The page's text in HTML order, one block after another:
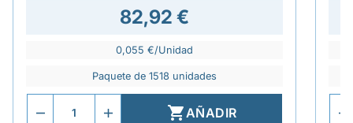
82,92 €
0,055 €/Unidad
Paquete de 1518 unidades
AÑADIR